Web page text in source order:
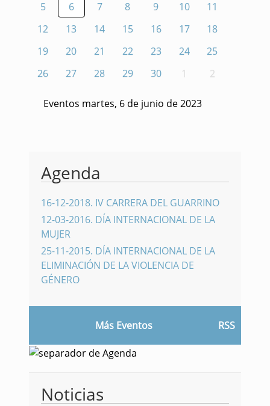
5
6 7 8 9 10
11
12
13 14 15 16 17
18
19
20 21 22 23 24
25
26
27 28 29 30 1 2
Eventos martes, 6 de junio de 2023
Agenda
16-12-2018. IV CARRERA DEL GUARRINO
12-03-2016. DÍA INTERNACIONAL DE LA
MUJER
25-11-2015. DÍA INTERNACIONAL DE LA
ELIMINACIÓN DE LA VIOLENCIA DE
GÉNERO
Más Eventos RSS
Noticias